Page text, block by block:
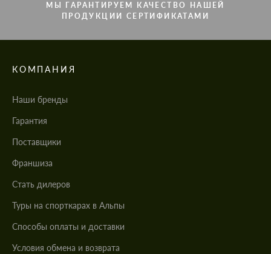
МЫ ГАРАНТИРУЕМ КАЧЕСТВО НАШЕЙ
ПРОДУКЦИИ СЕРТИФИКАТАМИ
КОМПАНИЯ
Наши бренды
Гарантия
Поставщики
Франшиза
Стать дилеров
Туры на спорткарах в Альпы
Cпособы оплаты и доставки
Условия обмена и возврата